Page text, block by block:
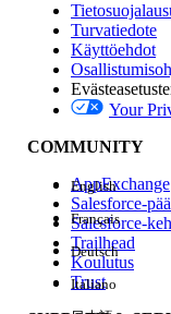
Edition
Kokemus
Turvatiedote
Käyttöehdot
Your
COMMUNITY
AppExchange
Salesforce-
Salesforce-
Trailhead
Koulutus
Trust
English
Français
Deutsch
Italiano